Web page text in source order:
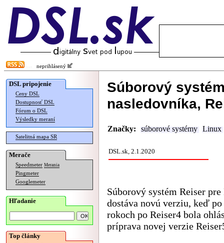
neprihlásený
DSL pripojenie
Ceny DSL
Dostupnosť DSL
Fórum o DSL
Výsledky meraní
Satelitná mapa SR
Merače
Speedmeter Merania
Pingmeter
Googlemeter
Hľadanie
Top články
Súborový
nasledovníka,
Značky: súborové systémy Linux
DSL.sk, 2.1.2020
Súborový systém Reiser
dostáva novú verziu, keď
rokoch po Reiser4 bola
príprava novej verzie